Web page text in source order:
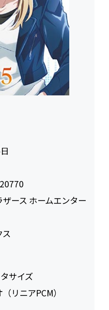
ース ホームエンター
サイズ
リニアPCM）